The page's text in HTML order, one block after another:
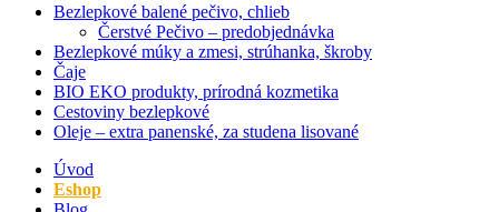
Bezlepkové balené pečivo, chlieb
Čerstvé Pečivo – predobjednávka
Bezlepkové múky a zmesi, strúhanka, škroby
Čaje
BIO EKO produkty, prírodná kozmetika
Cestoviny bezlepkové
Oleje – extra panenské, za studena lisované
Úvod
Eshop